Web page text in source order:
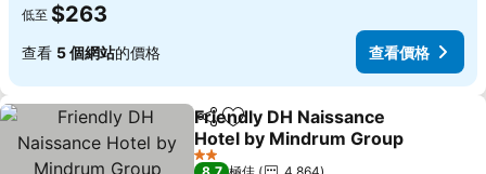
低至 $263
查看 5 個網站的價格 查看價格
分享 放到收藏夾
Friendly DH Naissance
Hotel by Mindrum Group
2 星級